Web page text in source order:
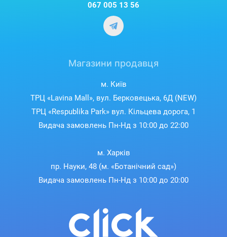
067 005 13 56
Магазини продавця
м. Київ
ТРЦ «Lavina Mall», вул. Берковецька, 6Д (NEW)
ТРЦ «Respublika Park» вул. Кільцева дорога, 1
Видача замовлень Пн-Нд з 10:00 до 22:00
м. Харків
пр. Науки, 48 (м. «Ботанічний сад»)
Видача замовлень Пн-Нд з 10:00 до 20:00